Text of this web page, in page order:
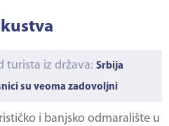
turista iz država: Srbija
su veoma zadovoljni
i banjsko odmaralište u